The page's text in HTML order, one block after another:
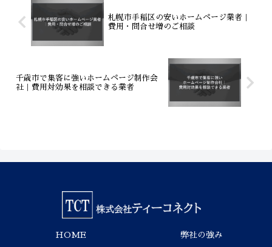
札幌市手稲区の安いホームページ業者｜
費用・問合せ増のご相談
千歳市で集客に強いホームページ制作会
社｜費用対効果を相談できる業者
HOME 弊社の強み